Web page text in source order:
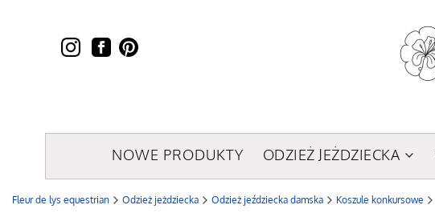
NOWE PRODUKTY ODZIEŻ JEŻDZIECKA
Fleur de lys equestrian Odzież jeżdziecka Odzież jeździecka damska Koszule konkursowe